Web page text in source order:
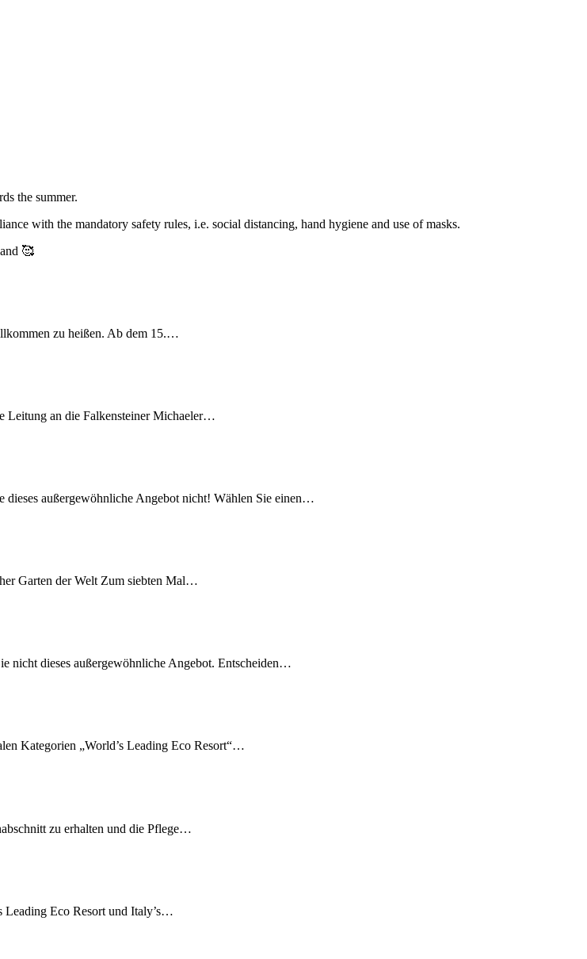
the summer.
with the mandatory safety rules, i.e. social distancing, hand hygiene and use of masks.
🥰
zu heißen. Ab dem 15.…
Leitung an die Falkensteiner Michaeler…
dieses außergewöhnliche Angebot nicht! Wählen Sie einen…
Garten der Welt Zum siebten Mal…
nicht dieses außergewöhnliche Angebot. Entscheiden…
Kategorien „World’s Leading Eco Resort“…
zu erhalten und die Pflege…
Leading Eco Resort und Italy’s…